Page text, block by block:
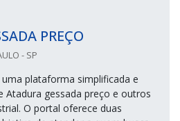
PREÇO
- SP
plataforma simplificada e
Atadura gessada preço e outros
O portal oferece duas